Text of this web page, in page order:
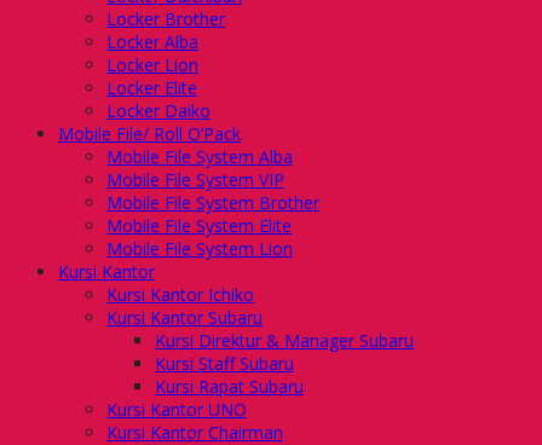
Locker Brother
Locker Alba
Locker Lion
Locker Elite
Locker Daiko
Mobile File/ Roll O’Pack
Mobile File System Alba
Mobile File System VIP
Mobile File System Brother
Mobile File System Elite
Mobile File System Lion
Kursi Kantor
Kursi Kantor Ichiko
Kursi Kantor Subaru
Kursi Direktur & Manager Subaru
Kursi Staff Subaru
Kursi Rapat Subaru
Kursi Kantor UNO
Kursi Kantor Chairman